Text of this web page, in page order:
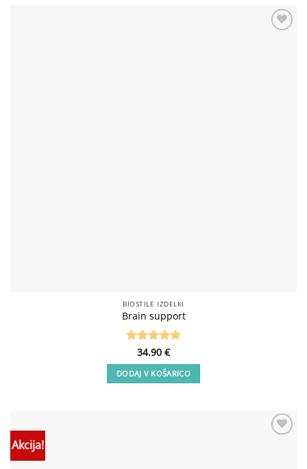
BIOSTILE IZDELKI
Brain support
Ocenjeno
od 5
34.90 €
DODAJ V KOŠARICO
Akcija!